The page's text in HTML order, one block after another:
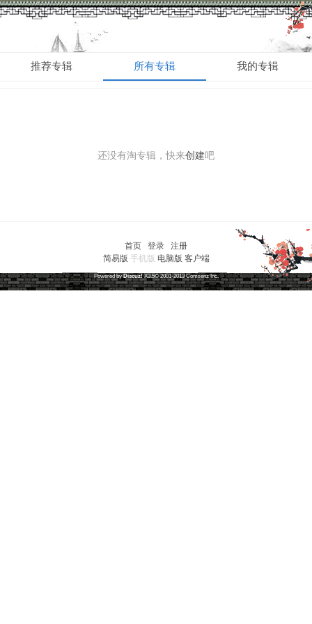
淘帖
推荐专辑 所有专辑 我的专辑
还没有淘专辑，快来创建吧
首页 登录
注册
简易版 手机版 电脑版 客户端
Powered byDiscuz! X3.5© 2001-2013ComsenzInc.